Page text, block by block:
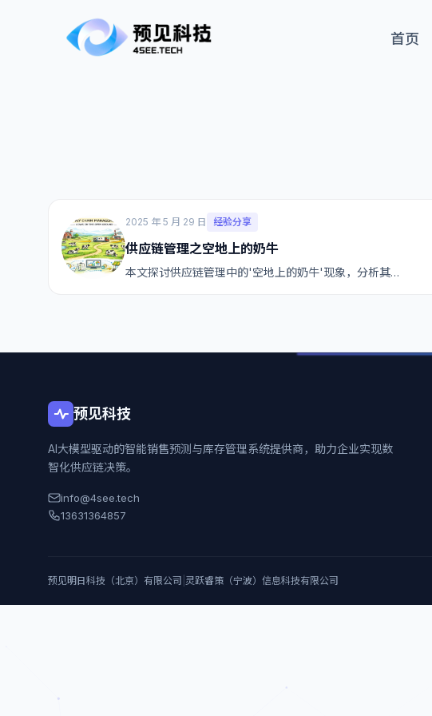
首页
2025 年 5 月 29 日 经验分享
供应链管理之空地上的奶牛
本文探讨供应链管理中的'空地上的奶牛'现象，分析其…
预见科技
AI大模型驱动的智能销售预测与库存管理系统提供商，助力企业实现数
智化供应链决策。
info@4see.tech
13631364857
预见明日科技（北京）有限公司 灵跃睿策（宁波）信息科技有限公司